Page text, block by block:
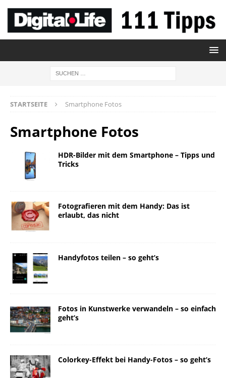
STARTSEITE Smartphone Fotos
Smartphone Fotos
HDR-Bilder mit dem Smartphone – Tipps und
Tricks
Fotografieren mit dem Handy: Das ist
erlaubt, das nicht
Handyfotos teilen – so geht’s
Fotos in Kunstwerke verwandeln – so einfach
geht’s
Colorkey-Effekt bei Handy-Fotos – so geht’s